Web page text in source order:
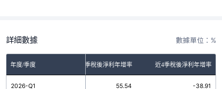
詳細數據 數據單位：%
年度/季度 單季稅後淨利年增率 近4季稅後淨利年增率
2026-Q1 55.54 -38.91